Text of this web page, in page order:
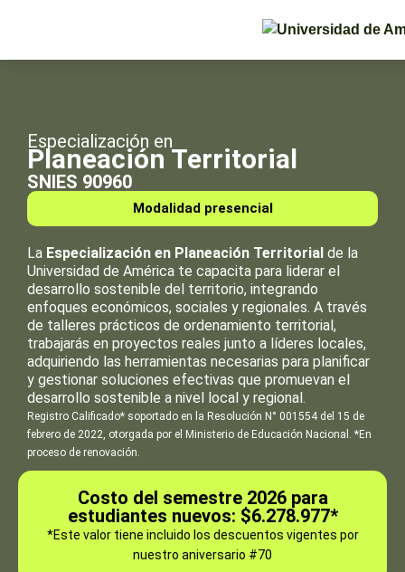
Especialización en
Planeación Territorial
SNIES 90960
Modalidad presencial
La Especialización en Planeación Territorial de la
Universidad de América te capacita para liderar el
desarrollo sostenible del territorio, integrando
enfoques económicos, sociales y regionales. A través
de talleres prácticos de ordenamiento territorial,
trabajarás en proyectos reales junto a líderes locales,
adquiriendo las herramientas necesarias para planificar
y gestionar soluciones efectivas que promuevan el
desarrollo sostenible a nivel local y regional.
Registro Calificado* soportado en la Resolución N° 001554 del 15 de
febrero de 2022, otorgada por el Ministerio de Educación Nacional. *En
proceso de renovación.
Costo del semestre 2026 para
estudiantes nuevos: $6.278.977*
*Este valor tiene incluido los descuentos vigentes por
nuestro aniversario #70